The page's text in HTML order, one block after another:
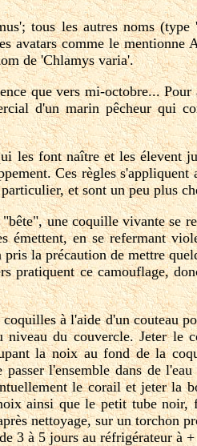
tous les autres noms
avatars comme le mentionne
de 'Chlamys varia'.
que vers mi-octobre...
d'un marin pêcheur qui
les font naître et les élevent
Ces règles s'appliquent
et sont un peu plus
une coquille vivante se
émettent, en se refermant
la précaution de mettre
pratiquent ce camouflage,
à l'aide d'un couteau
du couvercle. Jeter le
la noix au fond de la
l'ensemble dans de
le corail et jeter la
ainsi que le petit tube noir,
nettoyage, sur un torchon
3 à 5 jours au réfrigérateur à